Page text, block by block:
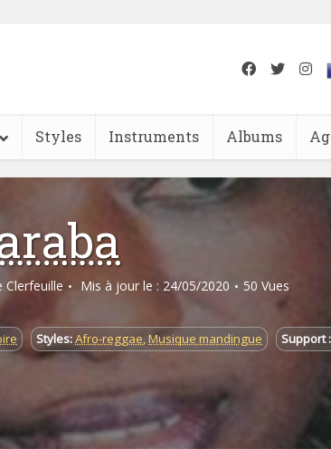
Styles Instruments Albums
Clerfeuille Mis à jour le : 24/05/2020 50 Vues
Styles:Afro-reggae,Musique mandingue Support :